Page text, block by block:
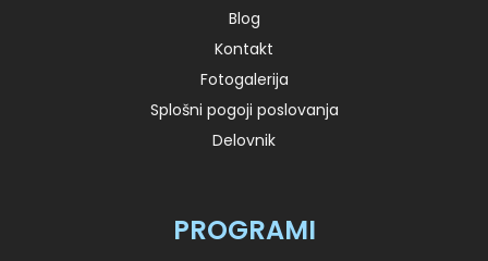
Blog
Kontakt
Fotogalerija
Splošni pogoji poslovanja
Delovnik
PROGRAMI